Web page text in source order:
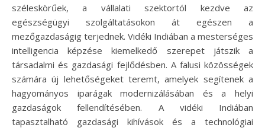
széleskörűek, a vállalati szektortól kezdve az
egészségügyi szolgáltatásokon át egészen a
mezőgazdaságig terjednek. Vidéki Indiában a mesterséges
intelligencia képzése kiemelkedő szerepet játszik a
társadalmi és gazdasági fejlődésben. A falusi közösségek
számára új lehetőségeket teremt, amelyek segítenek a
hagyományos iparágak modernizálásában és a helyi
gazdaságok fellendítésében. A vidéki Indiában
tapasztalható gazdasági kihívások és a technológiai